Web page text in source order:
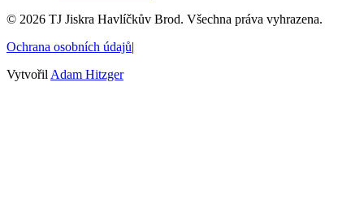
© 2026 TJ Jiskra Havlíčkův Brod. Všechna práva vyhrazena.
Ochrana osobních údajů|
Vytvořil Adam Hitzger